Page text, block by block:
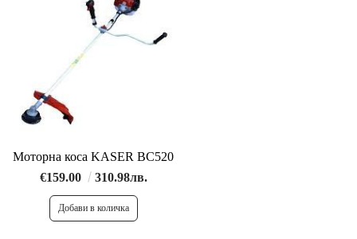
Моторна коса KASER BC520
€159.00
310.98лв.